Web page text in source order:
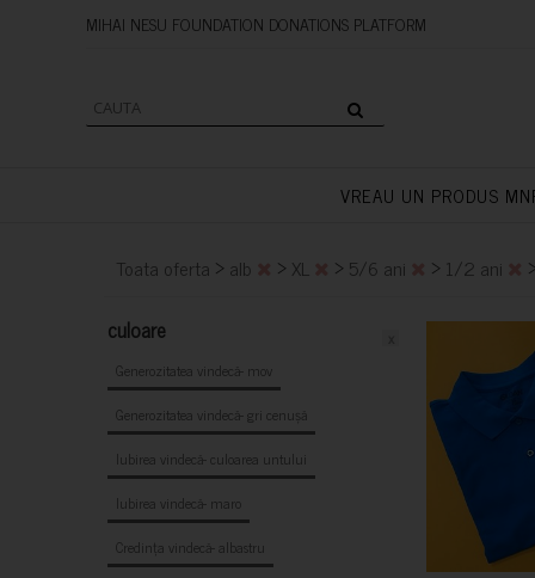
MIHAI NESU FOUNDATION
VREAU UN PRODUS
Toata oferta > alb > XL > 5/6 ani > 1/2 ani >
culoare
Generozitatea vindecă- mov
Generozitatea vindecă- gri cenușă
Iubirea vindecă- culoarea untului
Iubirea vindecă- maro
Credința vindecă- albastru